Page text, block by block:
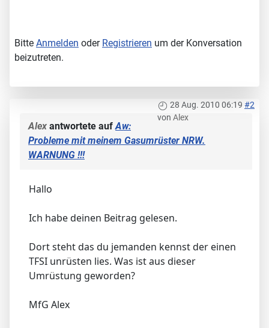
Bitte Anmelden oder Registrieren um der Konversation
beizutreten.
28 Aug. 2010 06:19 #2
von Alex
Alex antwortete aufAw:
Probleme mit meinem Gasumrüster NRW.
WARNUNG !!!
Hallo
Ich habe deinen Beitrag gelesen.
Dort steht das du jemanden kennst der einen
TFSI unrüsten lies. Was ist aus dieser
Umrüstung geworden?
MfG Alex